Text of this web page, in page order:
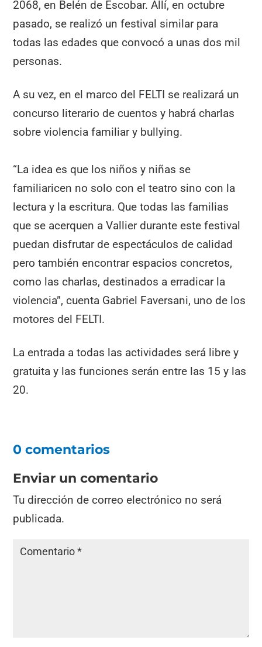
2068, en Belén de Escobar. Allí, en octubre
pasado, se realizó un festival similar para
todas las edades que convocó a unas dos mil
personas.
A su vez, en el marco del FELTI se realizará un
concurso literario de cuentos y habrá charlas
sobre violencia familiar y bullying.
“La idea es que los niños y niñas se
familiaricen no solo con el teatro sino con la
lectura y la escritura. Que todas las familias
que se acerquen a Vallier durante este festival
puedan disfrutar de espectáculos de calidad
pero también encontrar espacios concretos,
como las charlas, destinados a erradicar la
violencia”, cuenta Gabriel Faversani, uno de los
motores del FELTI.
La entrada a todas las actividades será libre y
gratuita y las funciones serán entre las 15 y las
20.
0 comentarios
Enviar un comentario
Tu dirección de correo electrónico no será
publicada.